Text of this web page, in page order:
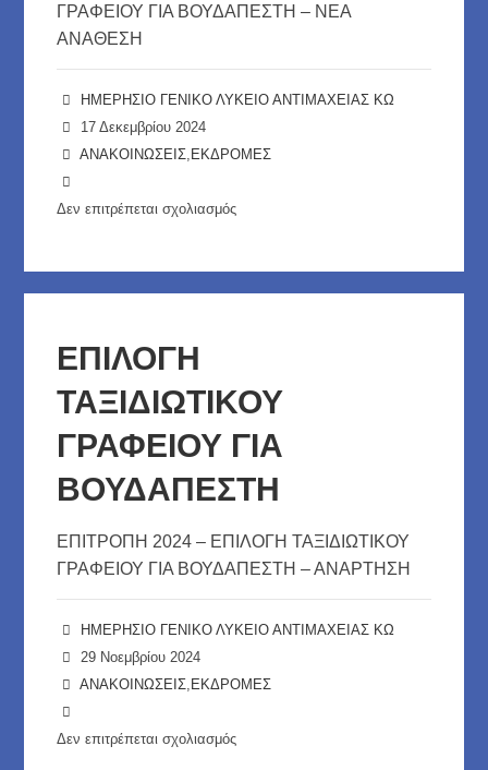
ΓΡΑΦΕΙΟΥ ΓΙΑ ΒΟΥΔΑΠΕΣΤΗ – ΝΕΑ
ΑΝΑΘΕΣΗ
ΗΜΕΡΗΣΙΟ ΓΕΝΙΚΟ ΛΥΚΕΙΟ ΑΝΤΙΜΑΧΕΙΑΣ ΚΩ
17 Δεκεμβρίου 2024
ΑΝΑΚΟΙΝΩΣΕΙΣ ΕΚΔΡΟΜΕΣ
Δεν επιτρέπεται σχολιασμός
(εκ
νέου)
για
εκδρομή
στη
ΕΠΙΛΟΓΗ
ΤΑΞΙΔΙΩΤΙΚΟΥ
ΓΡΑΦΕΙΟΥ ΓΙΑ
ΒΟΥΔΑΠΕΣΤΗ
ΕΠΙΤΡΟΠΗ 2024 – ΕΠΙΛΟΓΗ ΤΑΞΙΔΙΩΤΙΚΟΥ
ΓΡΑΦΕΙΟΥ ΓΙΑ ΒΟΥΔΑΠΕΣΤΗ – ΑΝΑΡΤΗΣΗ
ΗΜΕΡΗΣΙΟ ΓΕΝΙΚΟ ΛΥΚΕΙΟ ΑΝΤΙΜΑΧΕΙΑΣ ΚΩ
29 Νοεμβρίου 2024
ΑΝΑΚΟΙΝΩΣΕΙΣ ΕΚΔΡΟΜΕΣ
Δεν επιτρέπεται σχολιασμός